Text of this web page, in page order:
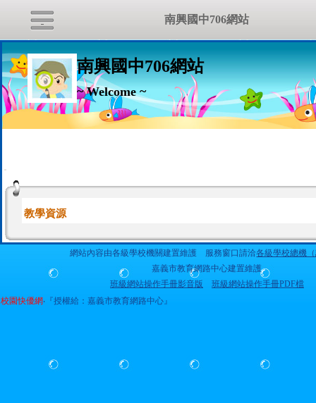
南興國中706網站
~ Welcome ~
:::
教學資源
網站內容由各級學校機關建置維護 服務窗口請洽各級學校總機
嘉義市教育網路中心建置維護
班級網站操作手冊影音版
班級網站操作手冊PDF檔
校園快優網‧『授權給：嘉義市教育網路中心』
南興國中706網站